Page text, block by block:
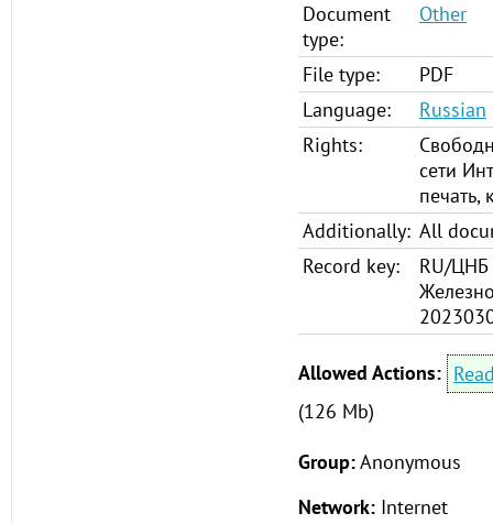
Document
type:
Other
File type:
PDF
Language:
Russian
Rights:
сети
печать,
Additionally: All
Record key:
RU/
Allowed Actions:
(126 Mb)
Group:Anonymous
Network: Internet